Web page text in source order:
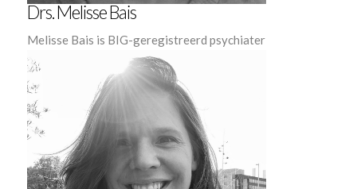
Drs. Melisse Bais
Melisse Bais is BIG-geregistreerd psychiater